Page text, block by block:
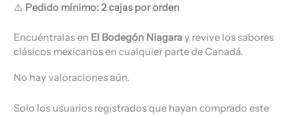
⚠️ Pedido mínimo: 2 cajas por orden
Encuéntralas en El Bodegón Niagaray revive los sabores
clásicos mexicanos en cualquier parte de Canadá.
No hay valoraciones aún.
Solo los usuarios registrados que hayan comprado este